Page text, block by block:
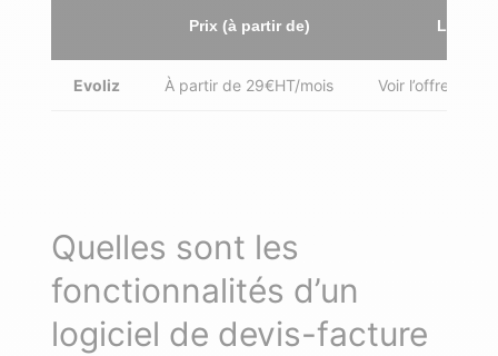
Prix (à partir de) Lien
Evoliz À partir de 29€HT/mois Voir l’offre pour
Quelles sont les
fonctionnalités d’un
logiciel de devis-facture